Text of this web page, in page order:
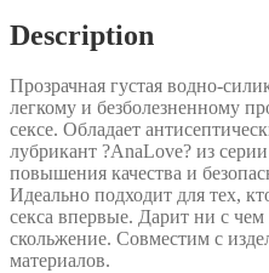
Description
Прозрачная густая водно-
легкому и безболезненному
сексе. Обладает
лубрикант ?AnaLove? из
повышения качества и
Идеально подходит для тех,
секса впервые. Дарит ни с
скольжение. Совместим с
материалов.